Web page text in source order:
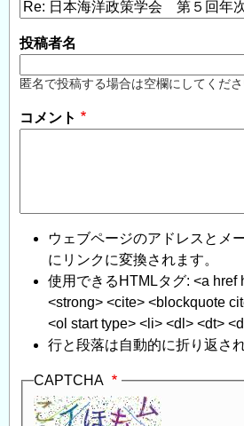
投稿者名
匿名で投稿する場合は空欄にしてくださ
コメント
ウェブページのアドレスとメ
にリンクに変換されます。
使用できるHTMLタグ: <a href
<strong> <cite> <blockquote
<ol start type> <li> <dl> <dt>
行と段落は自動的に折り返され
CAPTCHA